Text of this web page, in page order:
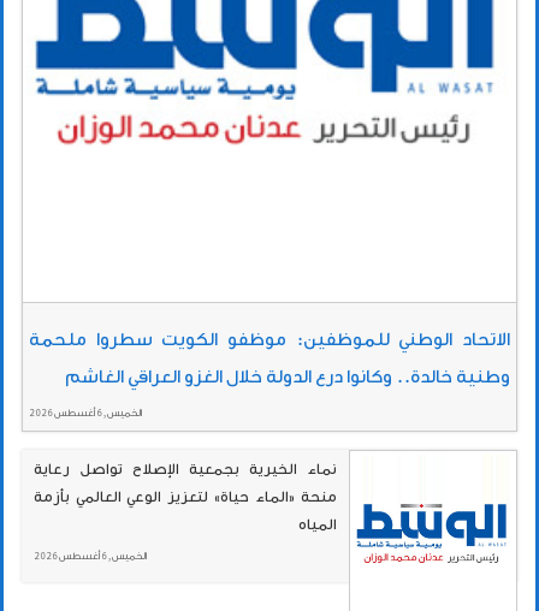
الاتحاد الوطني للموظفين: موظفو الكويت سطروا ملحمة
وطنية خالدة.. وكانوا درع الدولة خلال الغزو العراقي الغاشم
الخميس , 6 أغسطس 2026
نماء الخيرية بجمعية الإصلاح تواصل رعاية
منحة «الماء حياة» لتعزيز الوعي العالمي بأزمة
المياه
الخميس , 6 أغسطس 2026